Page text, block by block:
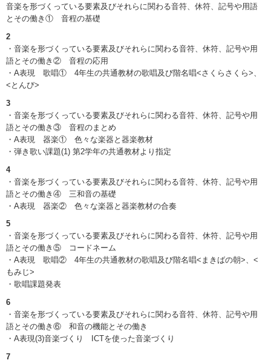
音楽を形づくっている要素及びそれらに関わる音符、休符、記号や用語
とその働き① 音程の基礎
2
・音楽を形づくっている要素及びそれらに関わる音符、休符、記号や用
語とその働き② 音程の応用
・A表現 歌唱① 4年生の共通教材の歌唱及び階名唱<さくらさくら>、
<とんび>
3
・音楽を形づくっている要素及びそれらに関わる音符、休符、記号や用
語とその働き③ 音程のまとめ
・A表現 器楽① 色々な楽器と器楽教材
・弾き歌い課題(1) 第2学年の共通教材より指定
4
・音楽を形づくっている要素及びそれらに関わる音符、休符、記号や用
語とその働き④ 三和音の基礎
・A表現 器楽② 色々な楽器と器楽教材の合奏
5
・音楽を形づくっている要素及びそれらに関わる音符、休符、記号や用
語とその働き⑤ コードネーム
・A表現 歌唱② 4年生の共通教材の歌唱及び階名唱<まきばの朝>、<
もみじ>
・歌唱課題発表
6
・音楽を形づくっている要素及びそれらに関わる音符、休符、記号や用
語とその働き⑥ 和音の機能とその働き
・A表現(3)音楽づくり ICTを使った音楽づくり
7